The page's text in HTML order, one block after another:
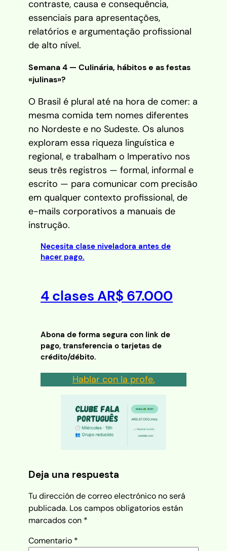
contraste, causa e consequência,
essenciais para apresentações,
relatórios e argumentação profissional
de alto nível.
Semana 4 — Culinária, hábitos e as festas
«julinas»?
O Brasil é plural até na hora de comer: a
mesma comida tem nomes diferentes
no Nordeste e no Sudeste. Os alunos
exploram essa riqueza linguística e
regional, e trabalham o Imperativo nos
seus três registros — formal, informal e
escrito — para comunicar com precisão
em qualquer contexto profissional, de
e-mails corporativos a manuais de
instrução.
Necesita clase niveladora antes de
hacer pago.
4 clases AR$ 67.000
Abona de forma segura con link de
pago, transferencia o tarjetas de
crédito/débito.
Hablar con la profe.
Deja una respuesta
Tu dirección de correo electrónico no será
publicada. Los campos obligatorios están
marcados con *
Comentario *